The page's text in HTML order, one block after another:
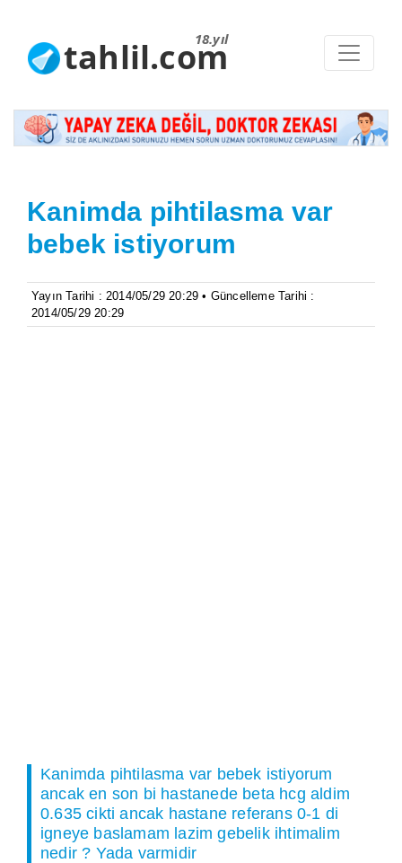
18.yıl
tahlil.com
Kanimda pihtilasma var
bebek istiyorum
Yayın Tarihi : 2014/05/29 20:29 • Güncelleme Tarihi :
2014/05/29 20:29
Kanimda pihtilasma var bebek istiyorum
ancak en son bi hastanede beta hcg aldim
0.635 cikti ancak hastane referans 0-1 di
igneye baslamam lazim gebelik ihtimalim
nedir ? Yada varmidir